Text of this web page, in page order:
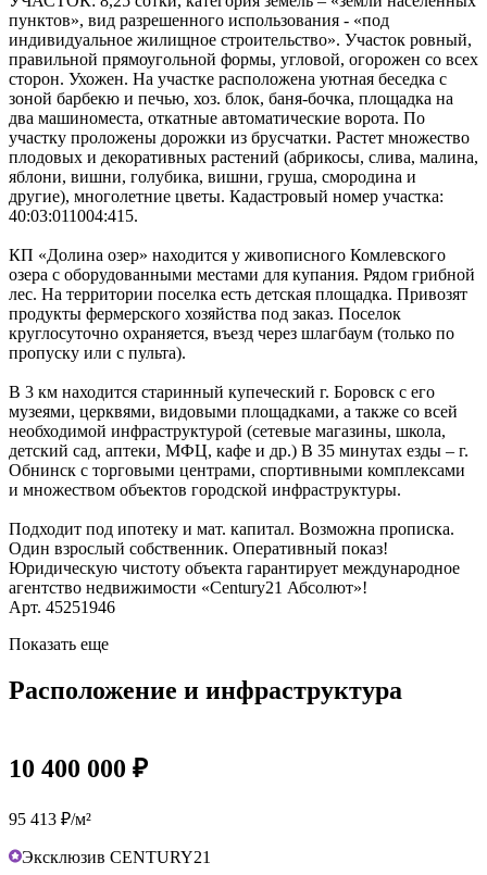
пунктов», вид разрешенного использования - «под
индивидуальное жилищное строительство». Участок ровный,
правильной прямоугольной формы, угловой, огорожен со всех
сторон. Ухожен. На участке расположена уютная беседка с
зоной барбекю и печью, хоз. блок, баня-бочка, площадка на
два машиноместа, откатные автоматические ворота. По
участку проложены дорожки из брусчатки. Растет множество
плодовых и декоративных растений (абрикосы, слива, малина,
яблони, вишни, голубика, вишни, груша, смородина и
другие), многолетние цветы. Кадастровый номер участка:
40:03:011004:415.
КП «Долина озер» находится у живописного Комлевского
озера с оборудованными местами для купания. Рядом грибной
лес. На территории поселка есть детская площадка. Привозят
продукты фермерского хозяйства под заказ. Поселок
круглосуточно охраняется, въезд через шлагбаум (только по
пропуску или с пульта).
В 3 км находится старинный купеческий г. Боровск с его
музеями, церквями, видовыми площадками, а также со всей
необходимой инфраструктурой (сетевые магазины, школа,
детский сад, аптеки, МФЦ, кафе и др.) В 35 минутах езды – г.
Обнинск с торговыми центрами, спортивными комплексами
и множеством объектов городской инфраструктуры.
Подходит под ипотеку и мат. капитал. Возможна прописка.
Один взрослый собственник. Оперативный показ!
Юридическую чистоту объекта гарантирует международное
агентство недвижимости «Century21 Абсолют»!
Арт. 45251946
Показать еще
Расположение и инфраструктура
10 400 000 ₽
95 413 ₽/м²
Эксклюзив CENTURY21